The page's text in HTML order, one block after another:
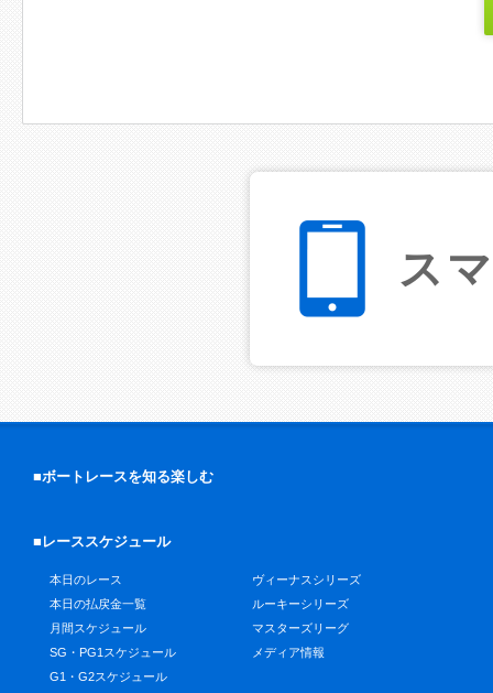
ス
■ボートレースを知る楽しむ
■レーススケジュール
本日のレース
本日の払戻金一覧
月間スケジュール
SG・PG1スケジュール
G1・G2スケジュール
ヴィーナスシリーズ
ルーキーシリーズ
マスターズリーグ
メディア情報